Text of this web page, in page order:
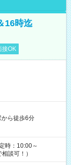
16時迄
接OK
から徒歩6分
時：10:00～
談可！）